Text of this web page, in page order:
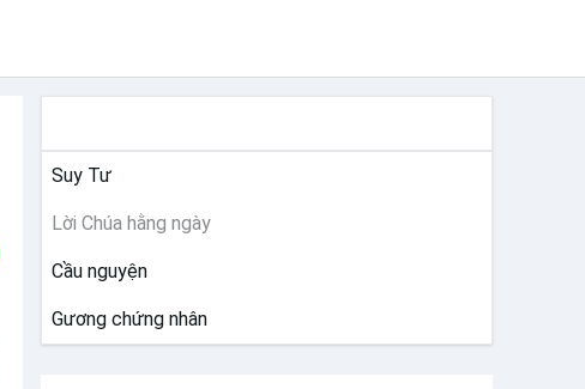
Suy Tư
Lời Chúa hằng ngày
Cầu nguyện
Gương chứng nhân